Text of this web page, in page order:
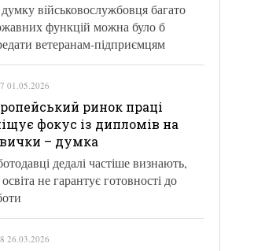
військовослужбовця багато
функцій можна було б
ветеранам-підприємцям
01.05.2026
ринок праці
фокус із дипломів на
– думка
дедалі частіше визнають,
не гарантує готовності до
26.03.2026